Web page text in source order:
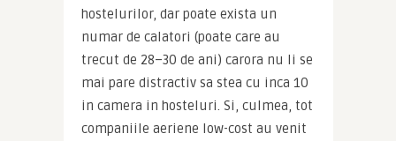
hostelurilor, dar poate exista un
numar de calatori (poate care au
trecut de 28–30 de ani) carora nu li se
mai pare distractiv sa stea cu inca 10
in camera in hosteluri. Si, culmea, tot
companiile aeriene low-cost au venit